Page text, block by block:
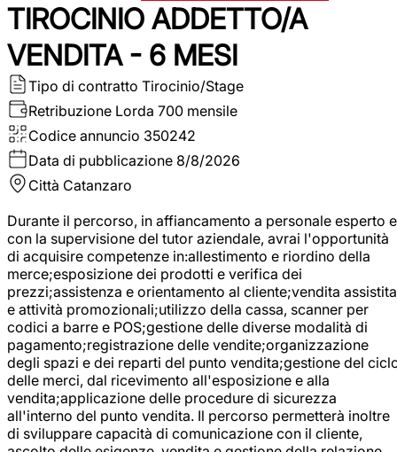
TIROCINIO ADDETTO/A
VENDITA - 6 MESI
Tipo di contratto Tirocinio/Stage
Retribuzione Lorda 700 mensile
Codice annuncio 350242
Data di pubblicazione 8/8/2026
Città Catanzaro
Durante il percorso, in affiancamento a personale esperto e
con la supervisione del tutor aziendale, avrai l'opportunità
di acquisire competenze in:allestimento e riordino della
merce;esposizione dei prodotti e verifica dei
prezzi;assistenza e orientamento al cliente;vendita assistita
e attività promozionali;utilizzo della cassa, scanner per
codici a barre e POS;gestione delle diverse modalità di
pagamento;registrazione delle vendite;organizzazione
degli spazi e dei reparti del punto vendita;gestione del
delle merci, dal ricevimento all'esposizione e alla
vendita;applicazione delle procedure di sicurezza
all'interno del punto vendita. Il percorso permetterà inoltre
di sviluppare capacità di comunicazione con il cliente,